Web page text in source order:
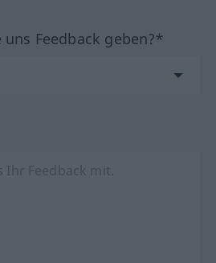
Feedback geben?*